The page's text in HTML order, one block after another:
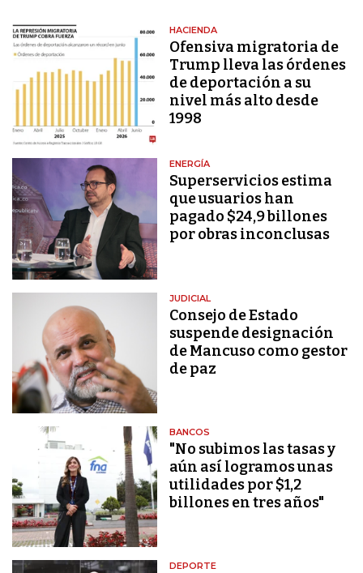
HACIENDA
Ofensiva migratoria de
Trump lleva las órdenes
de deportación a su
nivel más alto desde
1998
ENERGÍA
Superservicios estima
que usuarios han
pagado $24,9 billones
por obras inconclusas
JUDICIAL
Consejo de Estado
suspende designación
de Mancuso como gestor
de paz
BANCOS
"No subimos las tasas y
aún así logramos unas
utilidades por $1,2
billones en tres años"
DEPORTE